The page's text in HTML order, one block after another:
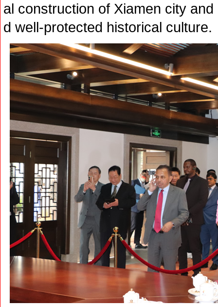
al construction of Xiamen city
d well-protected historical culture.